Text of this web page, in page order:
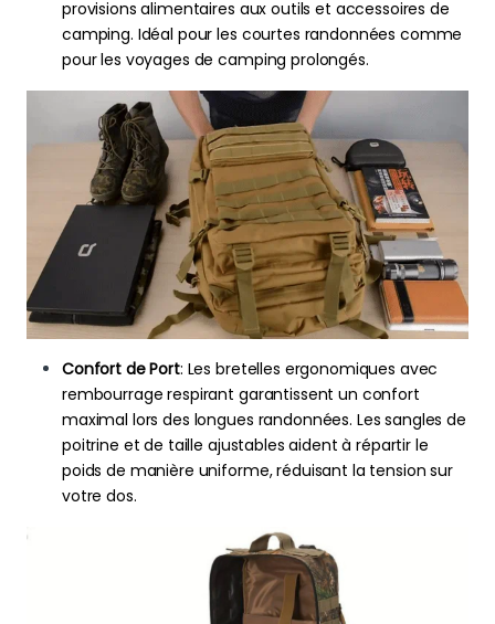
provisions alimentaires aux outils et accessoires de
camping. Idéal pour les courtes randonnées comme
pour les voyages de camping prolongés.
Confort de Port: Les bretelles ergonomiques avec
rembourrage respirant garantissent un confort
maximal lors des longues randonnées. Les sangles de
poitrine et de taille ajustables aident à répartir le
poids de manière uniforme, réduisant la tension sur
votre dos.